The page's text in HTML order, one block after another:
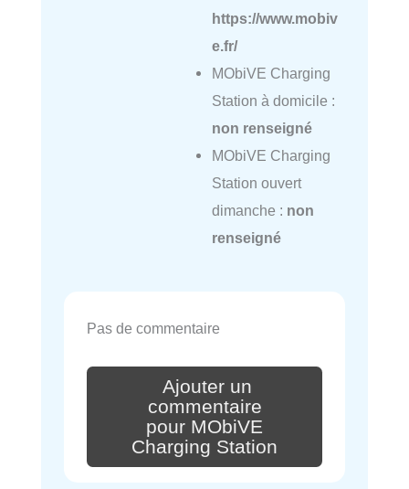
https://www.mobiv
e.fr/
MObiVE Charging
Station à domicile :
non renseigné
MObiVE Charging
Station ouvert
dimanche : non
renseigné
Pas de commentaire
Ajouter un
commentaire
pour MObiVE
Charging Station